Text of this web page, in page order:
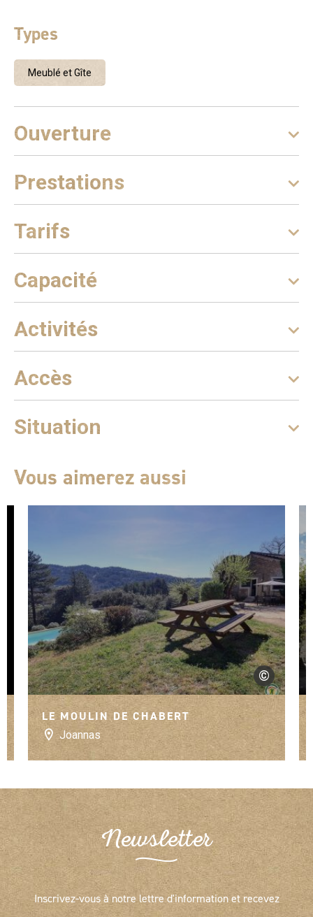
Types
Meublé et Gîte
Ouverture
Prestations
Tarifs
Capacité
Activités
Accès
Situation
Vous aimerez aussi
©
Gîtes de
LE MOULIN DE CHABERT
Joannas
Newsletter
Inscrivez-vous à notre lettre d'information et recevez